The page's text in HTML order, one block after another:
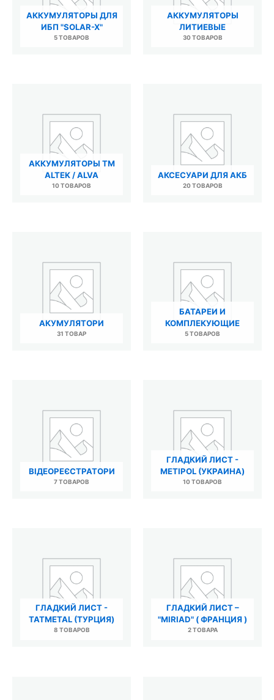
АККУМУЛЯТОРЫ ДЛЯ
ИБП "SOLAR-X"
5 ТОВАРОВ
АККУМУЛЯТОРЫ
ЛИТИЕВЫЕ
30 ТОВАРОВ
АККУМУЛЯТОРЫ ТМ
ALTEK / ALVA
10 ТОВАРОВ
АКСЕСУАРИ ДЛЯ АКБ
20 ТОВАРОВ
АКУМУЛЯТОРИ
31 ТОВАР
БАТАРЕИ И
КОМПЛЕКУЮЩИЕ
5 ТОВАРОВ
ВІДЕОРЕЄСТРАТОРИ
7 ТОВАРОВ
ГЛАДКИЙ ЛИСТ -
METIPOL (УКРАИНА)
10 ТОВАРОВ
ГЛАДКИЙ ЛИСТ -
TATMETAL (ТУРЦИЯ)
8 ТОВАРОВ
ГЛАДКИЙ ЛИСТ –
"MIRIAD" ( ФРАНЦИЯ )
2 ТОВАРА